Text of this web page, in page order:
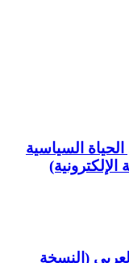
السياسية
(النسخة